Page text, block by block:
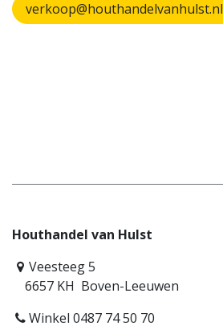
verkoop@houthandelvanhulst.nl
Houthandel van Hulst
Veesteeg 5
6657 KH Boven-Leeuwen
Winkel 0487 74 50 70